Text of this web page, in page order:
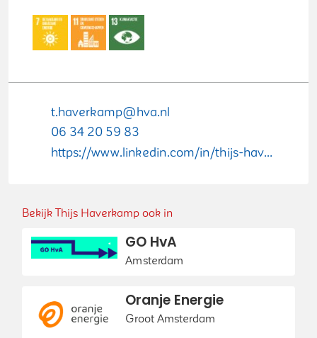
t.haverkamp@hva.nl
06 34 20 59 83
https://www.linkedin.com/in/thijs-haverkamp-58244738/
Bekijk Thijs Haverkamp ook in
GO HvA
Amsterdam
Oranje Energie
Groot Amsterdam